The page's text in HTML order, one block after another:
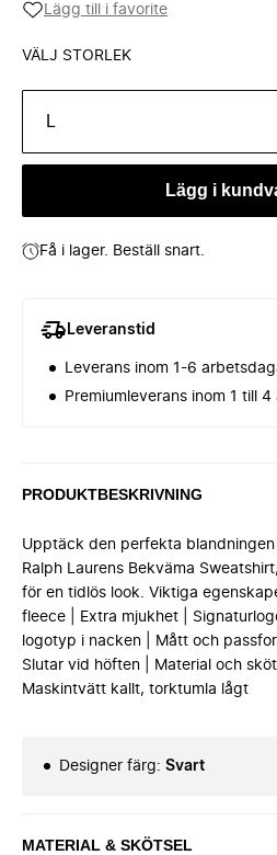
Lägg till i favorite
VÄLJ STORLEK
L
Lägg i
Få i lager. Beställ snart.
Leveranstid
Leverans inom 1-6
Premiumleverans inom 1 till
PRODUKTBESKRIVNING
Upptäck den perfekta
Ralph Laurens Bekväma
för en tidlös look. Viktiga
fleece | Extra mjukhet |
logotyp i nacken | Mått och
Slutar vid höften | Material och
Maskintvätt kallt, torktumla lågt
Designer färg: Svart
MATERIAL & SKÖTSEL